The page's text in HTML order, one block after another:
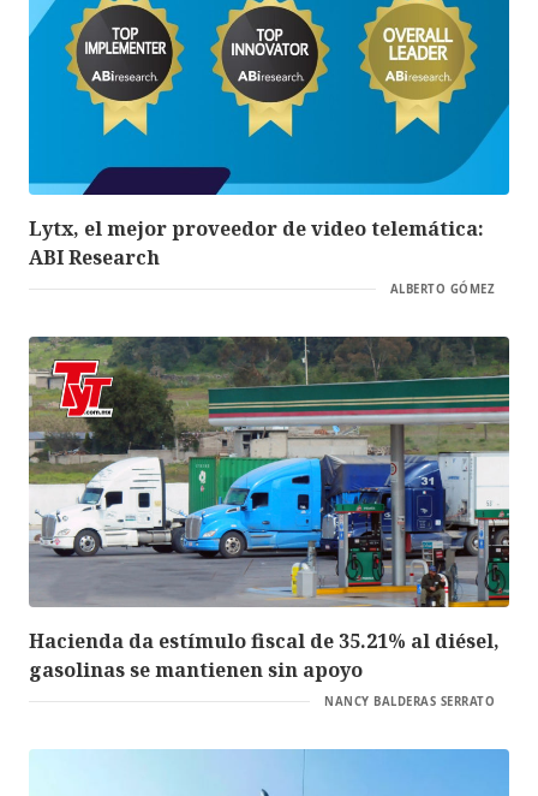
Lytx, el mejor proveedor de video telemática:
ABI Research
ALBERTO GÓMEZ
Hacienda da estímulo fiscal de 35.21% al diésel,
gasolinas se mantienen sin apoyo
NANCY BALDERAS SERRATO